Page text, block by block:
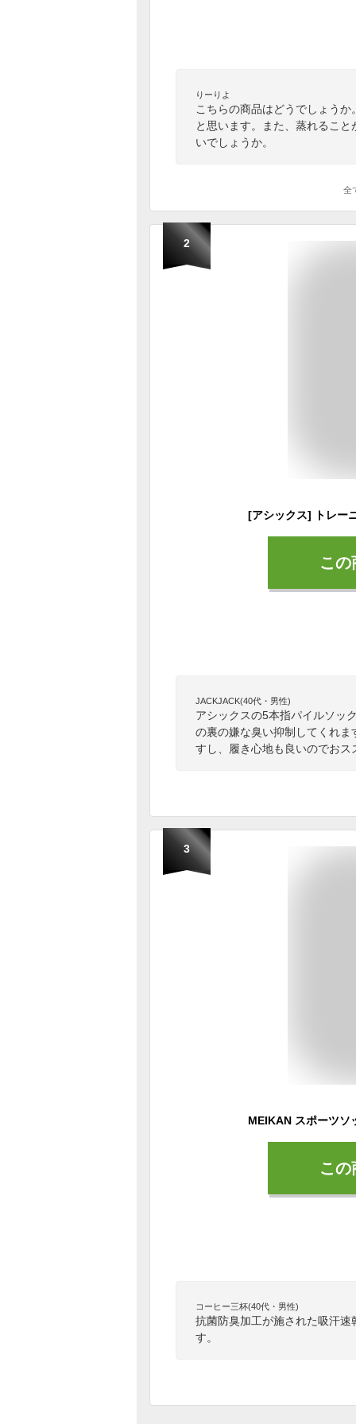
りーりよ
こちらの商品はどうでしょう
と思います。また、蒸れるこ
いでしょうか。
全
2
こ
JACKJACK(40代・男性)
アシックスの5本指パイルソッ
の裏の嫌な臭い抑制してくれ
すし、履き心地も良いのでおス
3
こ
コーヒー三杯(40代・男性)
抗菌防臭加工が施された吸汗
す。